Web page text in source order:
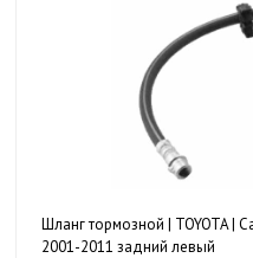
Шланг тормозной | TOYOTA |
2001-2011 задний левый